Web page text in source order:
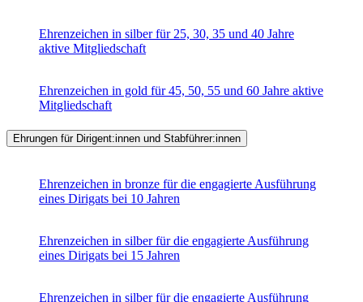
Ehrenzeichen in silber für 25, 30, 35 und 40 Jahre
aktive Mitgliedschaft
Ehrenzeichen in gold für 45, 50, 55 und 60 Jahre aktive
Mitgliedschaft
Ehrungen für Dirigent:innen und Stabführer:innen
Ehrenzeichen in bronze für die engagierte Ausführung
eines Dirigats bei 10 Jahren
Ehrenzeichen in silber für die engagierte Ausführung
eines Dirigats bei 15 Jahren
Ehrenzeichen in silber für die engagierte Ausführung